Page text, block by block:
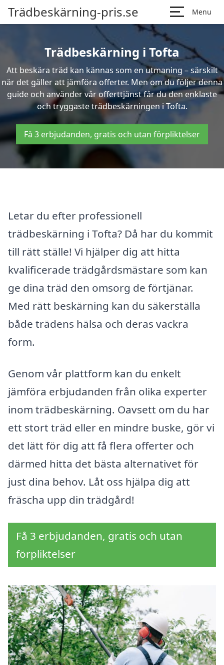
Trädbeskärning-pris.se Menu
Trädbeskärning i Tofta
Att beskära träd kan kännas som en utmaning – särskilt
när det gäller att jämföra offerter. Men om du följer denna
guide och använder vår offerttjänst får du den enklaste
och tryggaste trädbeskärningen i Tofta.
Få 3 erbjudanden, gratis och utan förpliktelser
Letar du efter professionell
trädbeskärning i Tofta? Då har du kommit
till rätt ställe! Vi hjälper dig att hitta
kvalificerade trädgårdsmästare som kan
ge dina träd den omsorg de förtjänar.
Med rätt beskärning kan du säkerställa
både trädens hälsa och deras vackra
form.
Genom vår plattform kan du enkelt
jämföra erbjudanden från olika experter
inom trädbeskärning. Oavsett om du har
ett stort träd eller en mindre buske, gör vi
det lätt för dig att få flera offerter och
därmed hitta det bästa alternativet för
just dina behov. Låt oss hjälpa dig att
fräscha upp din trädgård!
Få 3 erbjudanden, gratis och utan
förpliktelser